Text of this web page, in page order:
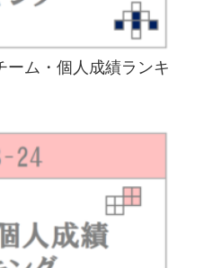
ーム・個人成績ランキ